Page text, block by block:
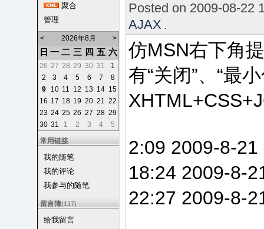
聚合
管理
< 2026年8月 >
日 一 二 三 四 五 六
26 27 28 29 30 31
1
2
3 4 5 6 7
8
9
10 11 12 13 14 15
16 17 18 19 20 21 22
23 24 25 26 27 28 29
30 31 1 2 3 4
5
常用链接
我的随笔
我的评论
我参与的随笔
留言簿(117)
给我留言
Posted on 2009-08-22
AJAX
仿MSN右下角
有“关闭”、“最
2:09 2009-8-21
18:24 2009-8-
22:27 2009-8-